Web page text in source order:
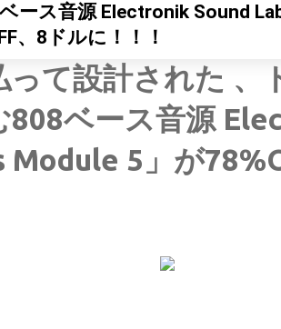
ース音源 Electronik Sound
、8ドルに！！！
て設計された 、
808ベース音源
Module 5」が